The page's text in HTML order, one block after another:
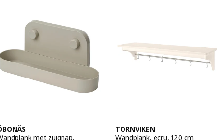
met zuignap,
TORNVIKEN
Wandplank, ecru, 120 cm